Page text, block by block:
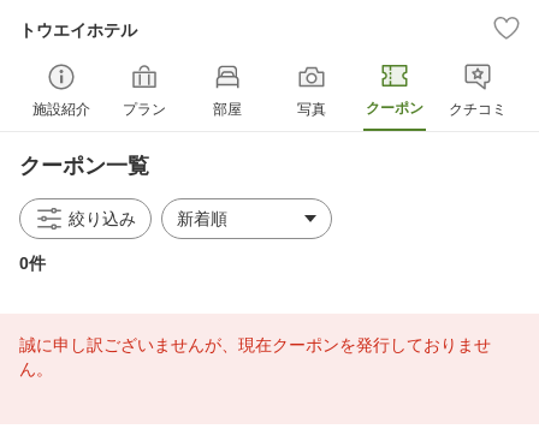
トウエイホテル
施設紹介 プラン 部屋 写真 クーポン クチコミ
クーポン一覧
絞り込み
0件
誠に申し訳ございませんが、現在クーポンを発行しておりませ
ん。